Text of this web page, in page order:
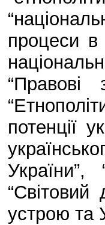
процеси в
“Правові
потенції
України”,
устрою та